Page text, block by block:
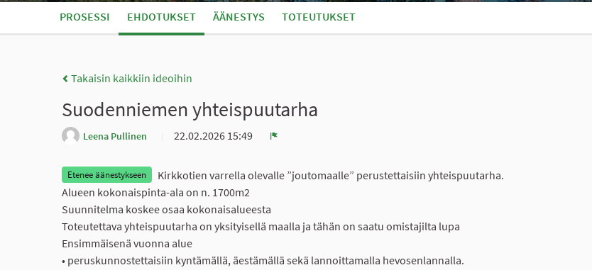
PROSESSI EHDOTUKSET ÄÄNESTYS TOTEUTUKSET
Takaisin kaikkiin ideoihin
Suodenniemen yhteispuutarha
Leena Pullinen
22.02.2026 15:49
Etenee äänestykseen
Kirkkotien varrella olevalle ”joutomaalle” perustettaisiin yhteispuutarha.
Alueen kokonaispinta-ala on n. 1700m2
Suunnitelma koskee osaa kokonaisalueesta
Toteutettava yhteispuutarha on yksityisellä maalla ja tähän on saatu omistajilta lupa
Ensimmäisenä vuonna alue
• peruskunnostettaisiin kyntämällä, äestämällä sekä lannoittamalla hevosenlannalla.